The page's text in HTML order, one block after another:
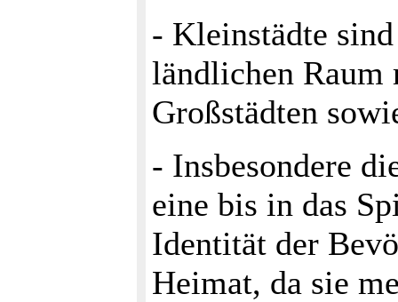
- Kleinstädte
ländlichen Raum
Großstädten
- Insbesondere
eine bis in das
Identität der
Hei­mat, da sie